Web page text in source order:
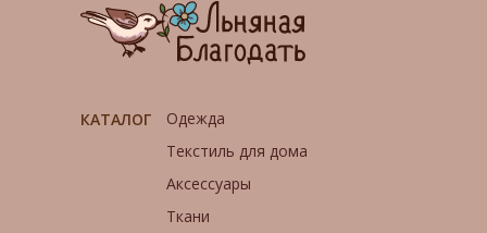
Одежда
Текстиль для дома
Аксессуары
Ткани
КАТАЛОГ